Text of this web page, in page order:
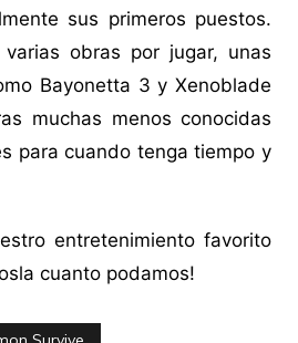
sus primeros puestos.
obras por jugar, unas
Bayonetta 3 y Xenoblade
muchas menos conocidas
para cuando tenga tiempo y
entretenimiento favorito
cuanto podamos!